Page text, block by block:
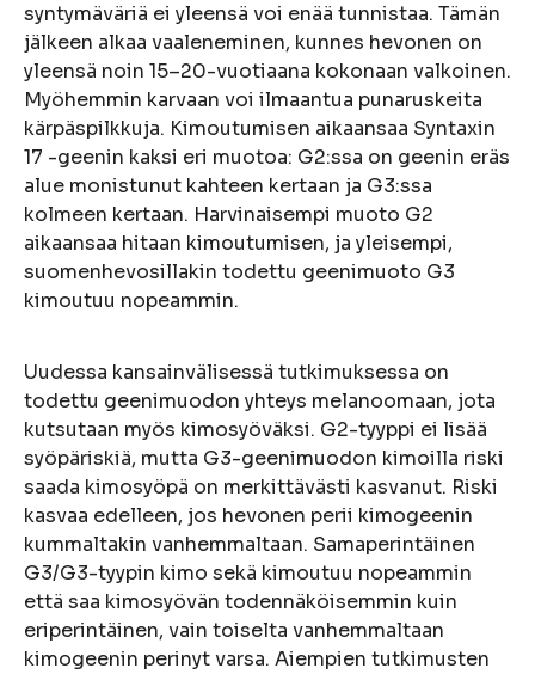
syntymäväriä ei yleensä voi enää tunnistaa. Tämän
jälkeen alkaa vaaleneminen, kunnes hevonen on
yleensä noin 15–20-vuotiaana kokonaan valkoinen.
Myöhemmin karvaan voi ilmaantua punaruskeita
kärpäspilkkuja. Kimoutumisen aikaansaa Syntaxin
17 -geenin kaksi eri muotoa: G2:ssa on geenin eräs
alue monistunut kahteen kertaan ja G3:ssa
kolmeen kertaan. Harvinaisempi muoto G2
aikaansaa hitaan kimoutumisen, ja yleisempi,
suomenhevosillakin todettu geenimuoto G3
kimoutuu nopeammin.
Uudessa kansainvälisessä tutkimuksessa on
todettu geenimuodon yhteys melanoomaan, jota
kutsutaan myös kimosyöväksi. G2-tyyppi ei lisää
syöpäriskiä, mutta G3-geenimuodon kimoilla riski
saada kimosyöpä on merkittävästi kasvanut. Riski
kasvaa edelleen, jos hevonen perii kimogeenin
kummaltakin vanhemmaltaan. Samaperintäinen
G3/G3-tyypin kimo sekä kimoutuu nopeammin
että saa kimosyövän todennäköisemmin kuin
eriperintäinen, vain toiselta vanhemmaltaan
kimogeenin perinyt varsa. Aiempien tutkimusten